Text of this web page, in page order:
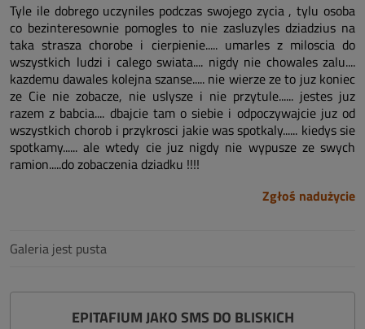
Tyle ile dobrego uczyniles podczas swojego zycia , tylu osoba
co bezinteresownie pomogles to nie zasluzyles dziadzius na
taka strasza chorobe i cierpienie..... umarles z miloscia do
wszystkich ludzi i calego swiata.... nigdy nie chowales zalu....
kazdemu dawales kolejna szanse..... nie wierze ze to juz koniec
ze Cie nie zobacze, nie uslysze i nie przytule...... jestes juz
razem z babcia.... dbajcie tam o siebie i odpoczywajcie juz od
wszystkich chorob i przykrosci jakie was spotkaly...... kiedys sie
spotkamy...... ale wtedy cie juz nigdy nie wypusze ze swych
ramion.....do zobaczenia dziadku !!!!
Zgłoś nadużycie
Galeria jest pusta
EPITAFIUM JAKO SMS DO BLISKICH